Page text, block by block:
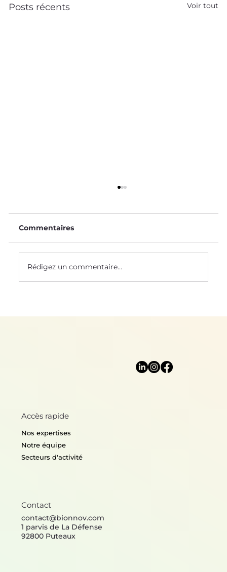
Posts récents Voir tout
agriculture ancestrale ?
Commentaires
Rédigez un commentaire...
Accès rapide
Nos expertises
Notre équipe
Secteurs d'activité
Contact
contact@bionnov.com
1 parvis de La Défense
92800 Puteaux